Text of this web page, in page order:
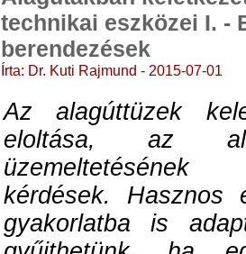
technikai eszközei I. -
berendezések
Írta: Dr. Kuti Rajmund - 2015-07-01
Az alagúttüzek
eloltása, az
kérdések. Hasznos
gyakorlatba is